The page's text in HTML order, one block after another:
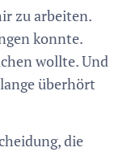
zu arbeiten.
konnte.
wollte. Und
überhört
die